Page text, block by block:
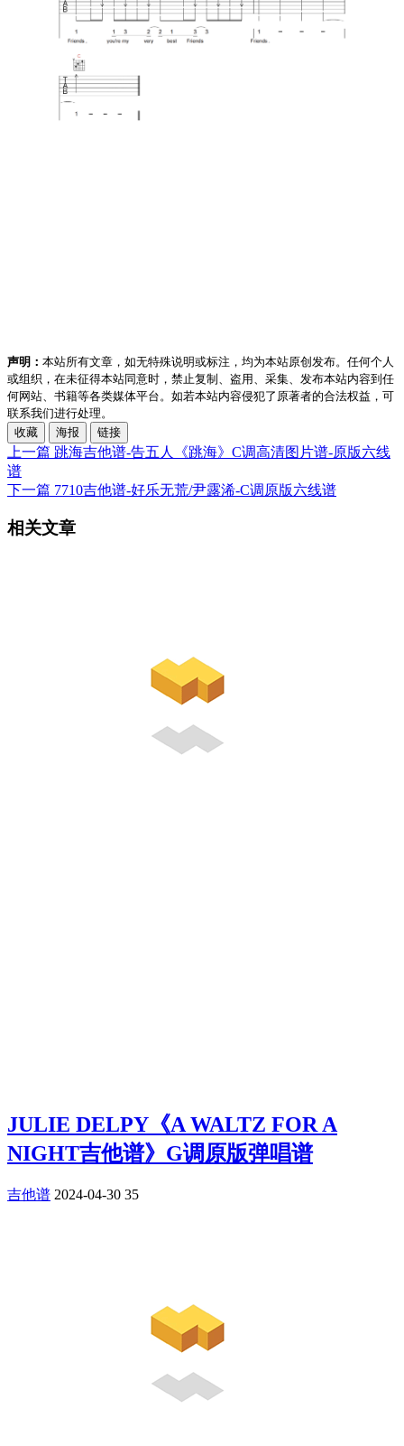
声明： 本站所有文章，如无特殊说明或标注，均为本站原创发布。任何个人
或组织，在未征得本站同意时，禁止复制、盗用、采集、发布本站内容到任
何网站、书籍等各类媒体平台。如若本站内容侵犯了原著者的合法权益，可
联系我们进行处理。
收藏
海报 链接
上一篇 跳海吉他谱-告五人《跳海》C调高清图片谱-原版六线
谱
下一篇 7710吉他谱-好乐无荒/尹露浠-C调原版六线谱
相关文章
JULIE DELPY《A WALTZ FOR A
NIGHT吉他谱》G调原版弹唱谱
吉他谱 2024-04-30 35